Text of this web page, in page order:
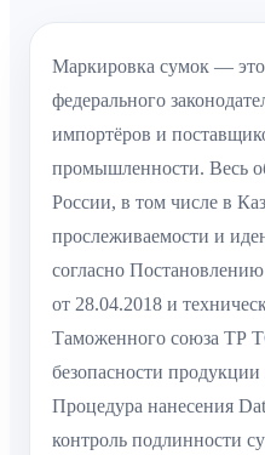
Маркировка сумок — это
федерального
импортёров и
промышленности. Весь
России, в том числе в
прослеживаемости и
согласно
от 28.04.2018 и
Таможенного союза ТР
безопасности
Процедура нанесения
контроль подлинности